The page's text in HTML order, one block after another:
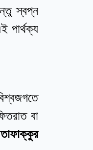
স্বপ্ন
পার্থক্য
বা
তাফাক্কুর